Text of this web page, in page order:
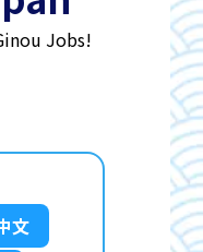
Jobs!
文